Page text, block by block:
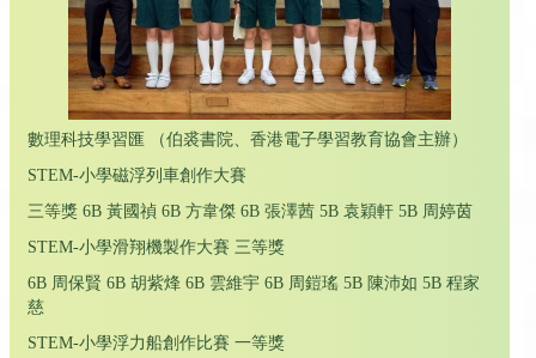
數理科技學習匯 （伯裘書院、香港電子學習教育協會主辦）
STEM-小學磁浮列車創作大賽
三等獎 6B 黃國禎 6B 方韋傑 6B 張澤茜 5B 袁穎軒 5B 周婷茵
STEM-小學滑翔機製作大賽 三等獎
6B 周保賢 6B 胡紫烽 6B 雲維宇 6B 周鎧瑤 5B 陳沛如 5B 程家
慈
STEM-小學浮力船創作比賽 一等獎